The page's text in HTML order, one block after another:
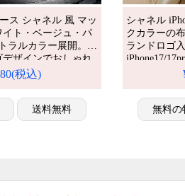
ス シャネル 風 マッ
イト・ベージュ・パ
ラルカラー展開。韓
ザインでおしゃれ
流行り、上品な大
税込)
送料無料
シャネル
クカラーの
ランドロゴ入
iPhone17/
応。芸能人
ピンク花柄
手に入り、
としても使
無料の